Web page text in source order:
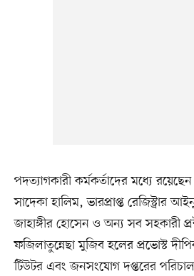
পদত্যাগকারী কর্মকর্তাদের মধ্যে রয়েছেন
সাদেকা হালিম, ভারপ্রাপ্ত রেজিস্ট্রার
জাহাঙ্গীর হোসেন ও অন্য সব সহকারী
ফজিলাতুন্নেছা মুজিব হলের প্রভোস্ট
টিউটর এবং জনসংযোগ দপ্তরের